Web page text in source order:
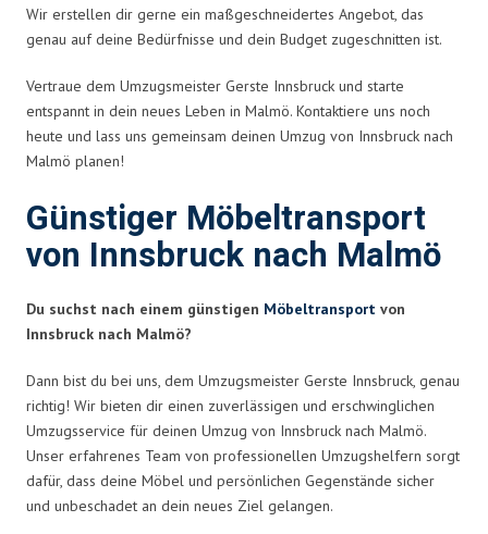
Wir erstellen dir gerne ein maßgeschneidertes Angebot, das
genau auf deine Bedürfnisse und dein Budget zugeschnitten ist.
Vertraue dem Umzugsmeister Gerste Innsbruck und starte
entspannt in dein neues Leben in Malmö. Kontaktiere uns noch
heute und lass uns gemeinsam deinen Umzug von Innsbruck nach
Malmö planen!
Günstiger Möbeltransport
von Innsbruck nach Malmö
Du suchst nach einem günstigen Möbeltransport von
Innsbruck nach Malmö?
Dann bist du bei uns, dem Umzugsmeister Gerste Innsbruck, genau
richtig! Wir bieten dir einen zuverlässigen und erschwinglichen
Umzugsservice für deinen Umzug von Innsbruck nach Malmö.
Unser erfahrenes Team von professionellen Umzugshelfern sorgt
dafür, dass deine Möbel und persönlichen Gegenstände sicher
und unbeschadet an dein neues Ziel gelangen.